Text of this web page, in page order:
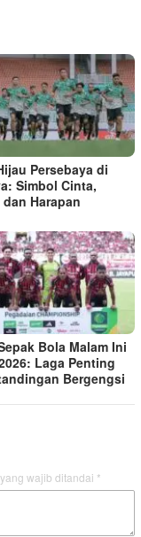
Persebaya di
Simbol Cinta,
Harapan
Bola Malam Ini
Laga Penting
Bergengsi
wajib ditandai *